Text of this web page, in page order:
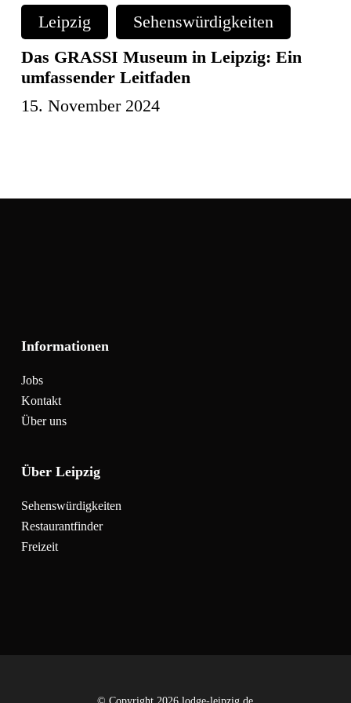
GRASSI
Museum
in
Leipzig:
Ein
umfassender
Leipzig
Sehenswürdigkeiten
Das GRASSI Museum in Leipzig: Ein
umfassender Leitfaden
15. November 2024
Informationen
Jobs
Kontakt
Über uns
Über Leipzig
Sehenswürdigkeiten
Restaurantfinder
Freizeit